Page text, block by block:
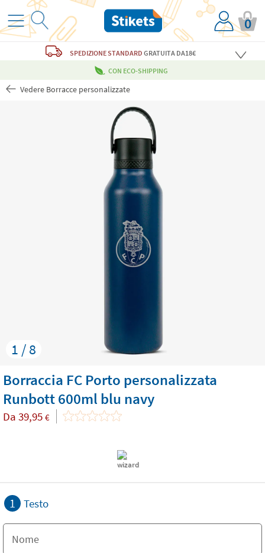
0
SPEDIZIONE STANDARD GRATUITADA18€
CON ECO-SHIPPING
Vedere Borracce personalizzate
1 / 8
Borraccia FC Porto personalizzata
Runbott 600ml blu navy
Da 39,95 €
1 Testo